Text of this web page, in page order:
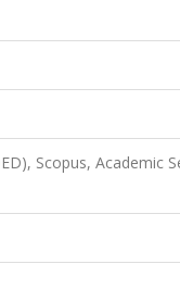
Scopus, Academic